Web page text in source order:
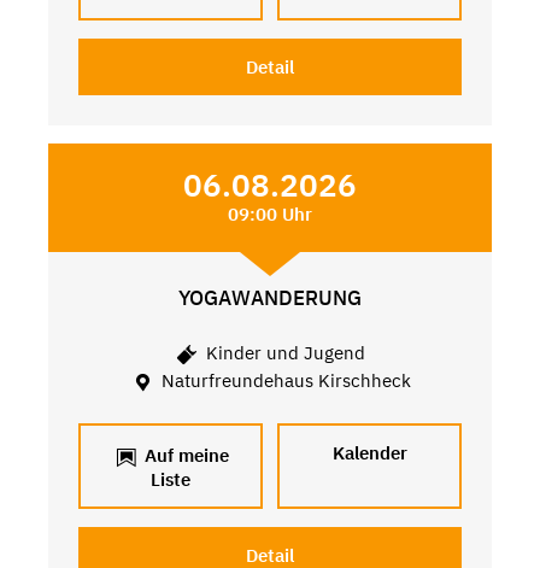
Detail
06.08.2026
09:00 Uhr
YOGAWANDERUNG
Kinder und Jugend
Naturfreundehaus Kirschheck
Auf meine
Liste
Kalender
Detail